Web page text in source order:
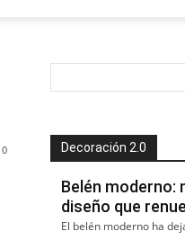
0 Decoración 2.0
Belén moderno:
diseño que
El belén moderno ha